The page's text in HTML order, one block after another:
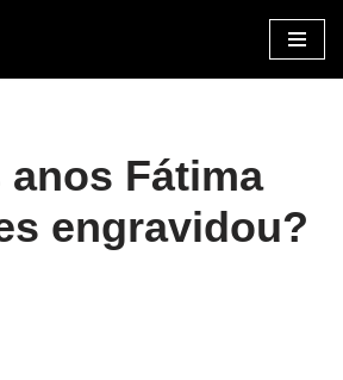
Fátima
engravidou?